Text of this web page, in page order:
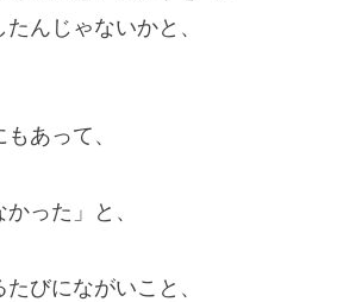
んじゃないかと、
あって、
った」と、
びにながいこと、